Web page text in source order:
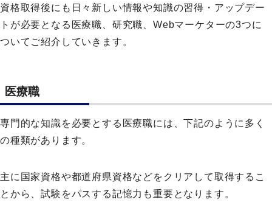
資格取得後にも日々新しい情報や知識の習得・アップデー
トが必要となる医療職、研究職、Webマーケターの3つに
ついてご紹介していきます。
医療職
専門的な知識を必要とする医療職には、下記のように多く
の種類があります。
主に国家資格や都道府県資格などをクリアして取得するこ
とから、試験をパスする記憶力も重要となります。